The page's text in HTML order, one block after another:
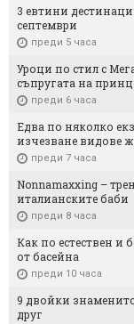
3 евтини
септември
преди 5 часа
Уроци по стил с
съпругата на
преди 6 часа
Едва по няколко
изчезване видове
преди 7 часа
Nonnamaxxing –
италианските баби
преди 8 часа
Как по естествен и
от басейна
преди 10 часа
9 двойки
друг